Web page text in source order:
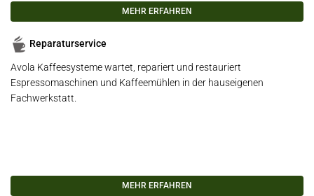
MEHR ERFAHREN
Reparaturservice
Avola Kaffeesysteme wartet, repariert und restauriert
Espressomaschinen und Kaffeemühlen in der hauseigenen
Fachwerkstatt.
MEHR ERFAHREN